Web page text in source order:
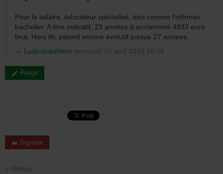
Pour le salaire, éducateur spécialisé, tout comme l'infirmier
bachelier. A titre indicatif, 23 années d ancienneté 4893 euro
brut. Hors ific palond encore évolutif jusque 27 annees.
Ludovicdahlem mercredi 10 avril 2024 18:06
Réagir
Signaler
« Retour